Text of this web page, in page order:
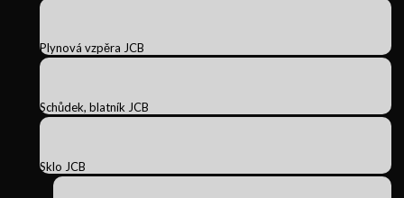
Plynová vzpěra JCB
Schůdek, blatník JCB
Sklo JCB